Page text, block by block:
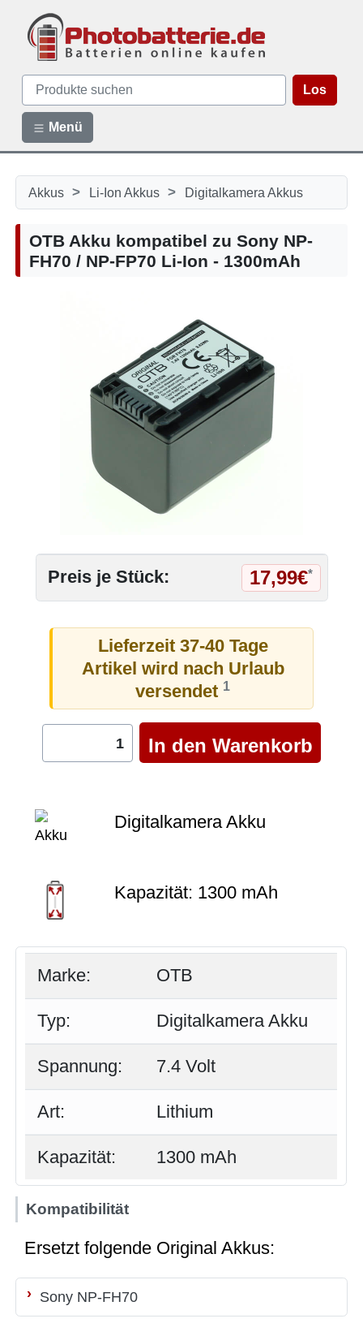
Los
Menü
Akkus > Li-Ion Akkus > Digitalkamera Akkus
OTB Akku kompatibel zu Sony NP-
FH70 / NP-FP70 Li-Ion - 1300mAh
Preis je Stück: 17,99€*
Lieferzeit 37-40 Tage
Artikel wird nach Urlaub
versendet 1
Digitalkamera Akku
Kapazität: 1300 mAh
Marke: OTB
Typ: Digitalkamera Akku
Spannung: 7.4 Volt
Art: Lithium
Kapazität: 1300 mAh
Kompatibilität
Ersetzt folgende Original Akkus:
Sony NP-FH70